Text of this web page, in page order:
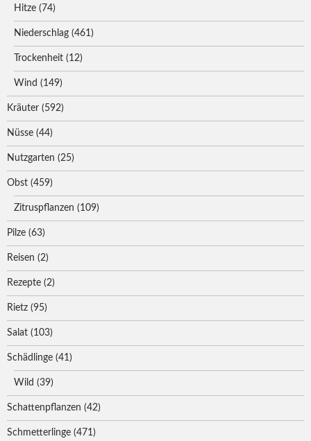
Hitze (74)
Niederschlag (461)
Trockenheit (12)
Wind (149)
Kräuter (592)
Nüsse (44)
Nutzgarten (25)
Obst (459)
Zitruspflanzen (109)
Pilze (63)
Reisen (2)
Rezepte (2)
Rietz (95)
Salat (103)
Schädlinge (41)
Wild (39)
Schattenpflanzen (42)
Schmetterlinge (471)